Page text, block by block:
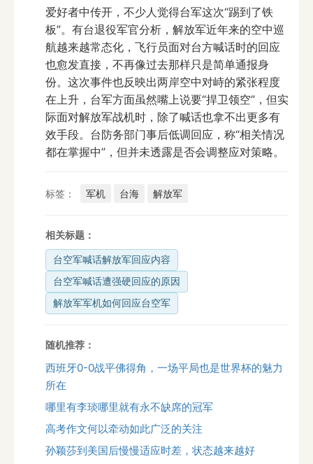
爱好者中传开，不少人觉得台军这次“踢到了铁
板”。有台退役军官分析，解放军近年来的空中巡
航越来越常态化，飞行员面对台方喊话时的回应
也愈发直接，不再像过去那样只是简单通报身
份。这次事件也反映出两岸空中对峙的紧张程度
在上升，台军方面虽然嘴上说要“捍卫领空”，但实
际面对解放军战机时，除了喊话也拿不出更多有
效手段。台防务部门事后低调回应，称“相关情况
都在掌握中”，但并未透露是否会调整应对策略。
标签： 军机 台海 解放军
相关标题：
台空军喊话解放军回应内容
台空军喊话遭强硬回应的原因
解放军军机如何回应台空军
随机推荐：
西班牙0-0战平佛得角，一场平局也是世界杯的魅力
所在
哪里有李琰哪里就有永不缺席的冠军
高考作文何以牵动如此广泛的关注
孙颖莎到美国后慢慢适应时差，状态越来越好